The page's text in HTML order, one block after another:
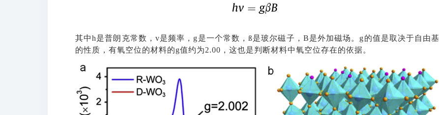
其中h是普朗克常数，v是频率，g是一个常数，ß是玻尔磁子，B是外加磁场。g的值是取决于自由基
的性质，有氧空位的材料的g值约为2.00，这也是判断材料中氧空位存在的依据。